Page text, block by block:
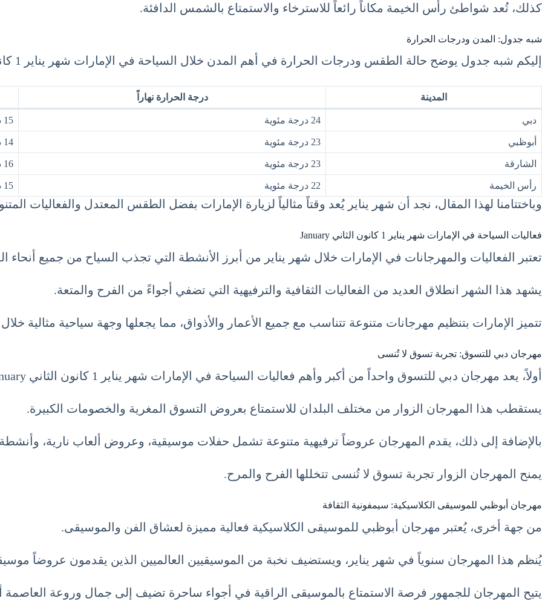
كذلك، تُعد شواطئ رأس الخيمة مكاناً رائعاً للاسترخاء والاستمتاع بالشمس الدافئة.
شبه جدول: المدن ودرجات الحرارة
إليكم شبه جدول يوضح حالة الطقس ودرجات الحرارة في أهم المدن خلال السياحة في الإمارات شهر يناير 1 كانون الثاني January:
المدينة درجة الحرارة نهاراً
دبي 24 درجة مئوية 15 درجة مئوية
أبوظبي 23 درجة مئوية 14 درجة مئوية
الشارقة 23 درجة مئوية 16 درجة مئوية
رأس الخيمة 22 درجة مئوية 15 درجة مئوية
وباختتامنا لهذا المقال، نجد أن شهر يناير يُعد وقتاً مثالياً لزيارة الإمارات بفضل الطقس المعتدل والفعاليات
فعاليات السياحة في الإمارات شهر يناير 1 كانون الثاني January
تعتبر الفعاليات والمهرجانات في الإمارات خلال شهر يناير من أبرز الأنشطة التي تجذب السياح من جميع أنحاء
يشهد هذا الشهر انطلاق العديد من الفعاليات الثقافية والترفيهية التي تضفي أجواءً من الفرح والمتعة.
تتميز الإمارات بتنظيم مهرجانات متنوعة تتناسب مع جميع الأعمار والأذواق، مما يجعلها وجهة سياحية مثالية
مهرجان دبي للتسوق: تجربة تسوق لا تُنسى
أولاً، يعد مهرجان دبي للتسوق واحداً من أكبر وأهم فعاليات السياحة في الإمارات شهر يناير 1 كانون الثاني January.
يستقطب هذا المهرجان الزوار من مختلف البلدان للاستمتاع بعروض التسوق المغرية والخصومات الكبيرة.
بالإضافة إلى ذلك، يقدم المهرجان عروضاً ترفيهية متنوعة تشمل حفلات موسيقية، وعروض ألعاب نارية، وأنشطة
يمنح المهرجان الزوار تجربة تسوق لا تُنسى تتخللها الفرح والمرح.
مهرجان أبوظبي للموسيقى الكلاسيكية: سيمفونية الثقافة
من جهة أخرى، يُعتبر مهرجان أبوظبي للموسيقى الكلاسيكية فعالية مميزة لعشاق الفن والموسيقى.
يُنظم هذا المهرجان سنوياً في شهر يناير، ويستضيف نخبة من الموسيقيين العالميين الذين يقدمون عروضاً
يتيح المهرجان للجمهور فرصة الاستمتاع بالموسيقى الراقية في أجواء ساحرة تضيف إلى جمال وروعة العاصمة